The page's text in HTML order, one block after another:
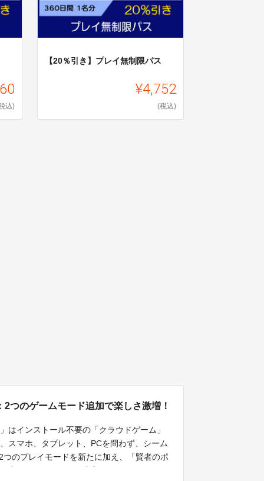
込)
【20％引き】プレイ無制限パス
¥4,752
(税込)
つのゲームモード追加で楽しさ激増！
はインストール不要の「クラウドゲーム」
スマホ、タブレット、PCを問わず、シーム
のプレイモードを新たに加え、「賢者のポ